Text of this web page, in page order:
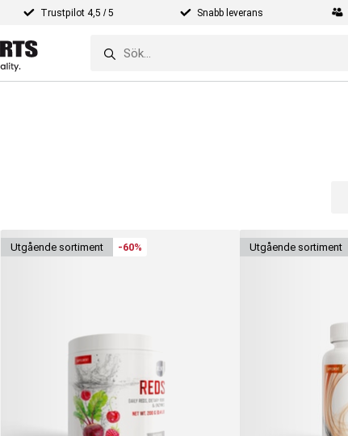
Trustpilot 4,5 / 5 Snabb leverans
utgående sortiment -60% utgående sortiment